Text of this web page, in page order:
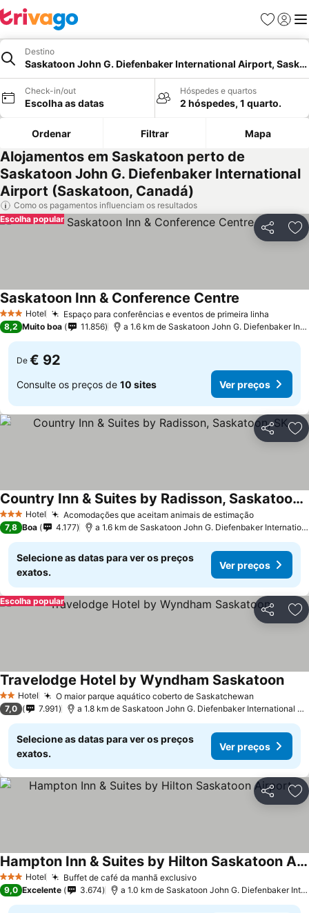
Favoritos
Iniciar
Destino
Saskatoon John G. Diefenbaker International Airport,
Check-in/out
Escolha as datas
Hóspedes e quartos
2 hóspedes, 1 quarto.
Ordenar Filtrar Mapa
Alojamentos em Saskatoon perto de
Saskatoon John G. Diefenbaker International
Airport (Saskatoon, Canadá)
Como os pagamentos influenciam os resultados
Partilhar
Escolha popular
3 EstrelasHotel Espaço para conferências e eventos de primeira linha
Saskatoon Inn & Conference Centre
8,2 Muito boa 11.856 a 1.6 km de Saskatoon John G. Diefenbaker International Airport
De € 92
Consulte os preços de 10 sites Ver preços
Partilhar
3 EstrelasHotel Acomodações que aceitam animais de estimação
Country Inn & Suites by Radisson, Saskatoon, SK
7,8 Boa 4.177 a 1.6 km de Saskatoon John G. Diefenbaker International Airport
Selecione as datas para ver os preços
exatos.
Ver preços
Partilhar
Escolha popular
2 Estrelas
Hotel O maior parque aquático coberto de Saskatchewan
Travelodge Hotel by Wyndham Saskatoon
7,0 7.991 a 1.8 km de Saskatoon John G. Diefenbaker International Airport
Selecione as datas para ver os preços
exatos.
Ver preços
Partilhar
3 EstrelasHotel Buffet de café da manhã exclusivo
Hampton Inn & Suites by Hilton Saskatoon Airport
9,0 Excelente 3.674 a 1.0 km de Saskatoon John G. Diefenbaker International Airport